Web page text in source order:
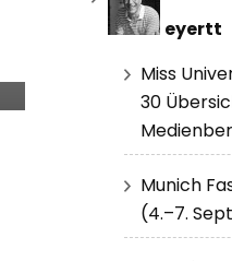
eyertt
Miss
30
Munich
(4.–7.